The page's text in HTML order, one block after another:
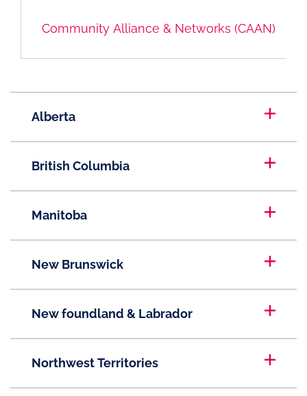
Community Alliance & Networks (CAAN)
Alberta
British Columbia
Manitoba
New Brunswick
New foundland & Labrador
Northwest Territories